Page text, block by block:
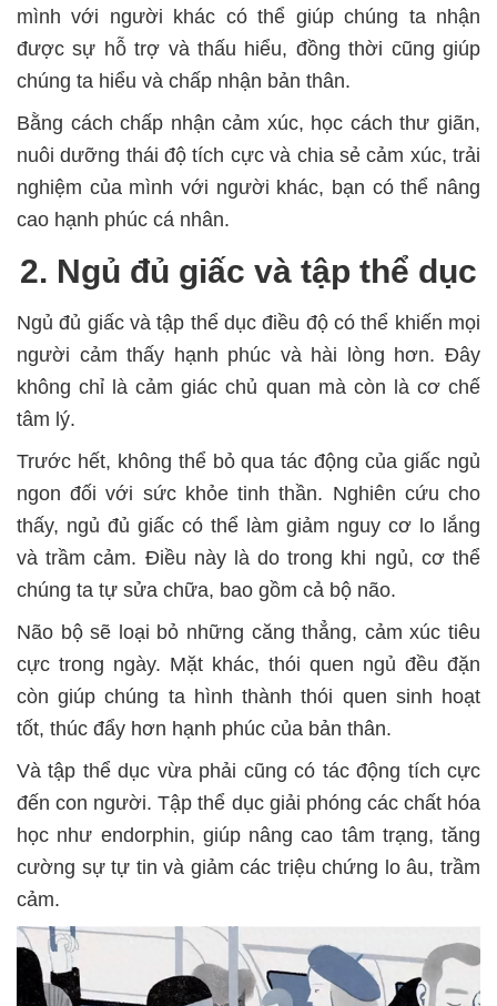
mình với người khác có thể giúp chúng ta nhận
được sự hỗ trợ và thấu hiểu, đồng thời cũng giúp
chúng ta hiểu và chấp nhận bản thân.
Bằng cách chấp nhận cảm xúc, học cách thư giãn,
nuôi dưỡng thái độ tích cực và chia sẻ cảm xúc, trải
nghiệm của mình với người khác, bạn có thể nâng
cao hạnh phúc cá nhân.
2. Ngủ đủ giấc và tập thể dục
Ngủ đủ giấc và tập thể dục điều độ có thể khiến mọi
người cảm thấy hạnh phúc và hài lòng hơn. Đây
không chỉ là cảm giác chủ quan mà còn là cơ chế
tâm lý.
Trước hết, không thể bỏ qua tác động của giấc ngủ
ngon đối với sức khỏe tinh thần. Nghiên cứu cho
thấy, ngủ đủ giấc có thể làm giảm nguy cơ lo lắng
và trầm cảm. Điều này là do trong khi ngủ, cơ thể
chúng ta tự sửa chữa, bao gồm cả bộ não.
Não bộ sẽ loại bỏ những căng thẳng, cảm xúc tiêu
cực trong ngày. Mặt khác, thói quen ngủ đều đặn
còn giúp chúng ta hình thành thói quen sinh hoạt
tốt, thúc đẩy hơn hạnh phúc của bản thân.
Và tập thể dục vừa phải cũng có tác động tích cực
đến con người. Tập thể dục giải phóng các chất hóa
học như endorphin, giúp nâng cao tâm trạng, tăng
cường sự tự tin và giảm các triệu chứng lo âu, trầm
cảm.